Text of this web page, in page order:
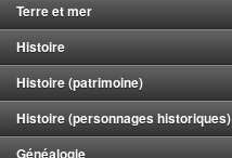
Terre et mer
Histoire
Histoire (patrimoine)
Histoire (personnages historiques)
Généalogie